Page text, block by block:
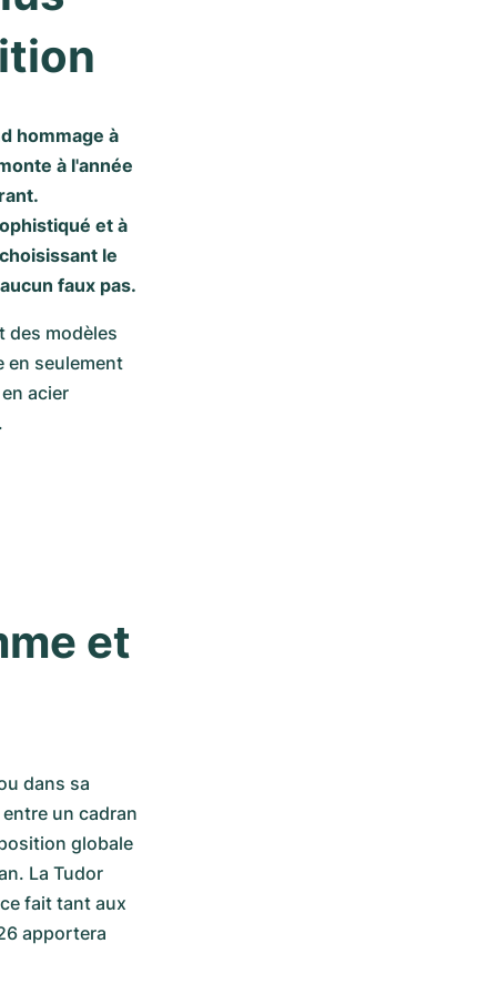
hommage à
à l'année
et à
le
faux pas.
des modèles
en seulement
acier
et
dans sa
un cadran
globale
La Tudor
fait tant aux
apportera